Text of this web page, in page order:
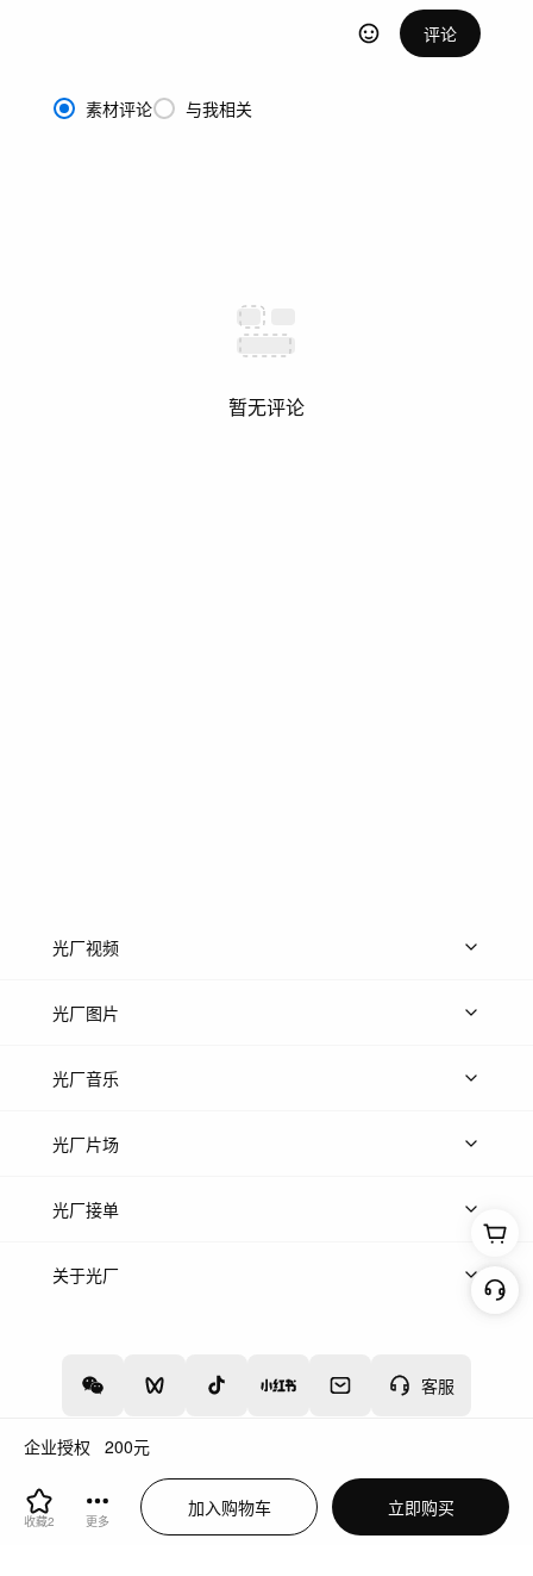
企业授权 200元
收藏2 更多
加入购物车 立即购买
评论
素材评论 与我相关
暂无评论
客服
光厂视频
上传视频
光厂图片
上传图片
光厂音乐
热门音乐
光厂片场
上传案例
光厂接单
上架服务
关于光厂
增值电信业务经营许可证：川B2-20160192
蜀ICP备12020238号-4
川公网安备51019002000262
违法和不良信息举报中心